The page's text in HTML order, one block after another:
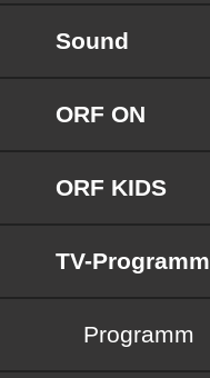
Sound
ORF ON
ORF KIDS
TV-Programm
Programm